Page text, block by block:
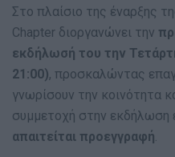
Στο πλαίσιο της έναρξης
Chapter διοργανώνει την
εκδήλωσή του την
21:00), προσκαλώντας
γνωρίσουν την κοινότητα
συμμετοχή στην εκδήλωση
απαιτείται προεγγραφή.